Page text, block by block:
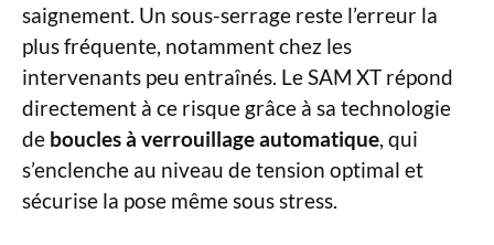
saignement. Un sous-serrage reste l’erreur la
plus fréquente, notamment chez les
intervenants peu entraînés. Le SAM XT répond
directement à ce risque grâce à sa technologie
de boucles à verrouillage automatique , qui
s’enclenche au niveau de tension optimal et
sécurise la pose même sous stress.